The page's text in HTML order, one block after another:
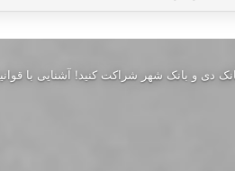
دی و بانک شهر شراکت کنید! آشنایی با